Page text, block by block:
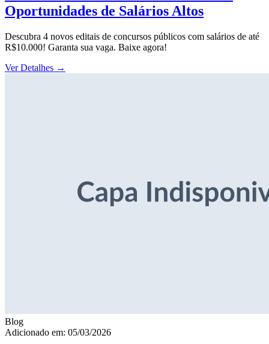
Oportunidades de Salários Altos
Descubra 4 novos editais de concursos públicos com salários de até
R$10.000! Garanta sua vaga. Baixe agora!
Ver Detalhes →
Blog
Adicionado em: 05/03/2026